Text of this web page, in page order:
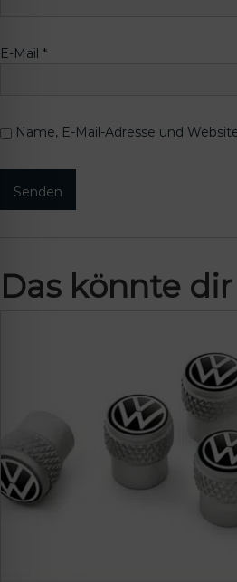
E-Mail *
Name, E-Mail-Adresse und
Das könnte